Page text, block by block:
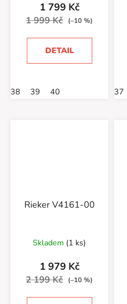
1 799 Kč
1 999 Kč (–10 %)
DETAIL
38 39 40 37
Rieker V4161-00
Skladem (1 ks)
1 979 Kč
2 199 Kč (–10 %)